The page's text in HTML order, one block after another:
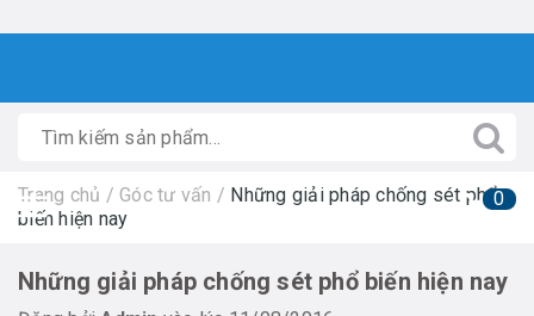
0
Trang chủ / Góc tư vấn / Những giải pháp chống sét phổ
biến hiện nay
Những giải pháp chống sét phổ biến hiện nay